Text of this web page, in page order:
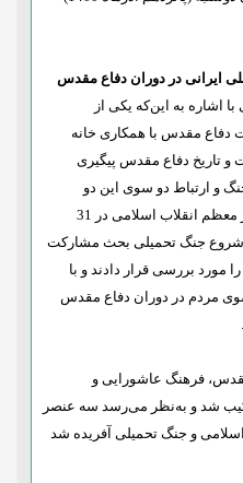
ایرانی در دوران دفاع مقدس
اشاره به این‌که یکی از
دفاع مقدس با همکاری خانه
و تاریخ دفاع مقدس پیگیری
و ارتباط دو سوی این دو
مفهوم با هم است، عنوان کرد: رهبر معظم انقلاب اسلامی در 31
شروع جنگ تحمیلی بحث مشارکت
مورد بررسی قرار دادند و با
مردم در دوران دفاع مقدس
فرهنگ عاشورایی و
شد و به‌نظر می‌رسد سه عنصر
و جنگ تحمیلی آفریده شد